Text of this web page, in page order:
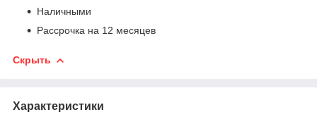
Наличными
Рассрочка на 12 месяцев
Скрыть
Характеристики